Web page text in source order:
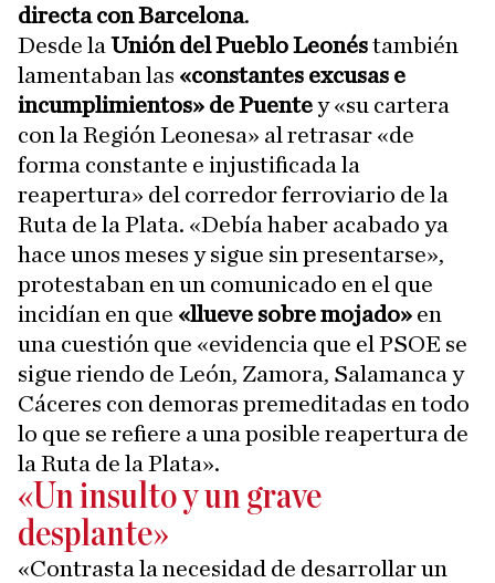
directa con Barcelona.
Desde laUnión del Pueblo Leonéstambién
lamentaban las «constantes excusas e
incumplimientos» de Puentey «su cartera
con la Región Leonesa» al retrasar «de
forma constante e injustificada la
reapertura» del corredor ferroviario de la
Ruta de la Plata. «Debía haber acabado ya
hace unos meses y sigue sin presentarse»,
protestaban en un comunicado en el que
incidían en que «llueve sobre mojado» en
una cuestión que «evidencia que el PSOE se
sigue riendo de León, Zamora, Salamanca y
Cáceres con demoras premeditadas en todo
lo que se refiere a una posible reapertura de
la Ruta de la Plata».
«Un insulto y un grave
desplante»
«Contrasta la necesidad de desarrollar un